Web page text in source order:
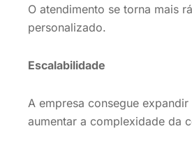
O atendimento se torna mais
personalizado.
Escalabilidade
A empresa consegue
aumentar a complexidade da